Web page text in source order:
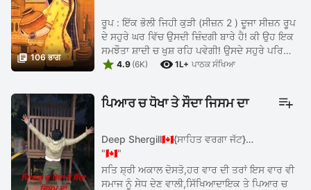
 106 ਭਾਗ
ਰੂਪ : ਇੱਕ ਭੋਲੀ ਜਿਹੀ ਕੁੜੀ (ਸੀਜ਼ਨ 2 ) ਦੂਜਾ ਸੀਜ਼ਨ ਰੂਪ
ਦੇ ਸਹੁਰੇ ਘਰ ਵਿੱਚ ਉਸਦੀ ਜ਼ਿੰਦਗੀ ਬਾਰੇ ਹੈ! ਕੀ ਉਹ ਇਕ
ਸਮਝੌਤਾ ਸ਼ਾਦੀ ਚ ਖੁਸ਼ ਰਹਿ ਪਵੇਗੀ! ਉਸਦੇ ਸਹੁਰੇ ਪਰਿਵਾਰ
ਦਾ ਉਸਦੇ ਪ੍ਰਤੀ ਵਿਵਹਾਰ ਤੇ ਉਸਦਾ ਓਹਨਾ ਦੇ ਪ੍ਰਤੀ ਕੀ
 4.9 (6K)  1L+ ਪਾਠਕ ਸੰਖਿਆ
ਪਿਆਰ ਚ ਧੋਖਾ ਤੇ ਸੌਦਾ ਜਿਸਮ ਦਾ
Deep Shergill🇨🇦{ਸਾਹਿਤ ਵਰਗਾ ਜੱਟ}
"🇨🇦"
ਸਤਿ ਸ਼੍ਰੀ ਅਕਾਲ ਦੋਸਤੋ,ਹਰ ਵਾਰ ਦੀ ਤਰਾਂ ਇਸ ਵਾਰ ਵੀ
ਸਮਾਜ ਨੂੰ ਸੇਧ ਦੇਣ ਵਾਲੀ,ਸਿੱਖਿਆਦਾਇਕ ਤੇ ਪਿਆਰ ਚ